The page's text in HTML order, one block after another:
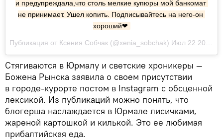
и предупреждала,что столь мелкие купюры мой банкомат
не принимает. Ушел копить. Подписывайтесь на него-он
хороший❤
Стягиваются в Юрмалу и светские хроникеры —
Божена Рынска заявила о своем присутствии
в городе-курорте постом в Instagram c обсценной
лексикой. Из публикаций можно понять, что
блогерша наслаждается в Юрмале лисичками,
жареной картошкой и килькой. Это ее любимая
прибалтийская еда.